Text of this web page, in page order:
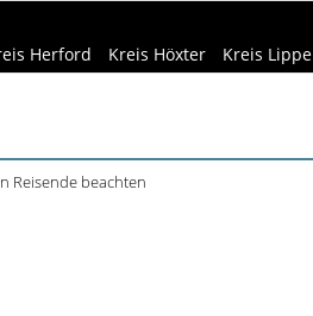
Herford Kreis Höxter Kreis Lippe
Reisende beachten